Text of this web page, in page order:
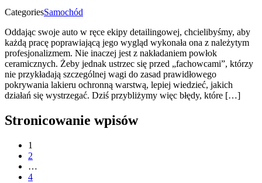
CategoriesSamochód
Oddając swoje auto w ręce ekipy detailingowej, chcielibyśmy, aby
każdą pracę poprawiającą jego wygląd wykonała ona z należytym
profesjonalizmem. Nie inaczej jest z nakładaniem powłok
ceramicznych. Żeby jednak ustrzec się przed „fachowcami”, którzy
nie przykładają szczególnej wagi do zasad prawidłowego
pokrywania lakieru ochronną warstwą, lepiej wiedzieć, jakich
działań się wystrzegać. Dziś przybliżymy więc błędy, które […]
Stronicowanie wpisów
1
2
…
4